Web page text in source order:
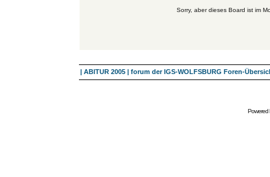
Sorry, aber dieses Board ist im
| ABITUR 2005 | forum der IGS-WOLFSBURG Foren-
Powered